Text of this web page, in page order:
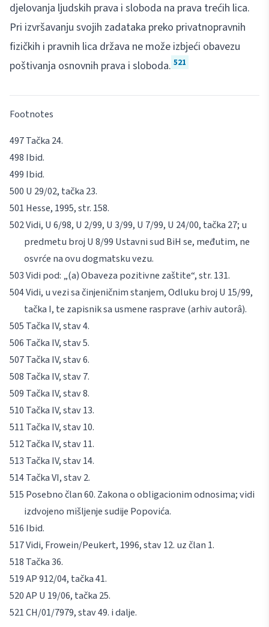
djelovanja ljudskih prava i sloboda na prava trećih lica.
Pri izvršavanju svojih zadataka preko privatnopravnih
fizičkih i pravnih lica država ne može izbjeći obavezu
poštivanja osnovnih prava i sloboda. 521
Footnotes
Tačka 24.
Ibid.
Ibid.
U 29/02, tačka 23.
Hesse, 1995, str. 158.
Vidi, U 6/98, U 2/99, U 3/99, U 7/99, U 24/00, tačka 27; u
predmetu broj U 8/99 Ustavni sud BiH se, međutim, ne
osvrće na ovu dogmatsku vezu.
Vidi pod: „(a) Obaveza pozitivne zaštite“, str. 131.
Vidi, u vezi sa činjeničnim stanjem, Odluku broj U 15/99,
tačka I, te zapisnik sa usmene rasprave (arhiv autorâ).
Tačka IV, stav 4.
Tačka IV, stav 5.
Tačka IV, stav 6.
Tačka IV, stav 7.
Tačka IV, stav 8.
Tačka IV, stav 13.
Tačka IV, stav 10.
Tačka IV, stav 11.
Tačka IV, stav 14.
Tačka VI, stav 2.
Posebno član 60. Zakona o obligacionim odnosima; vidi
izdvojeno mišljenje sudije Popovića.
Ibid.
Vidi, Frowein/Peukert, 1996, stav 12. uz član 1.
Tačka 36.
AP 912/04, tačka 41.
AP U 19/06, tačka 25.
CH/01/7979, stav 49. i dalje.